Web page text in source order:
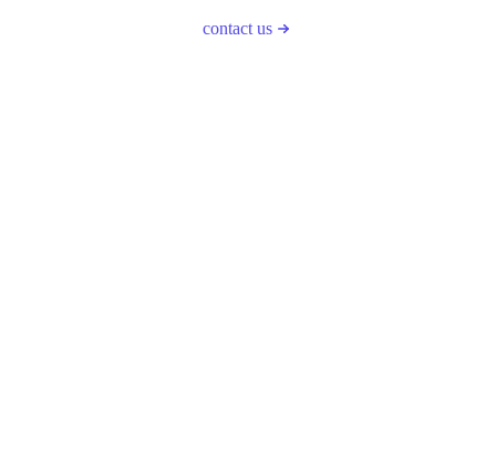
contact us